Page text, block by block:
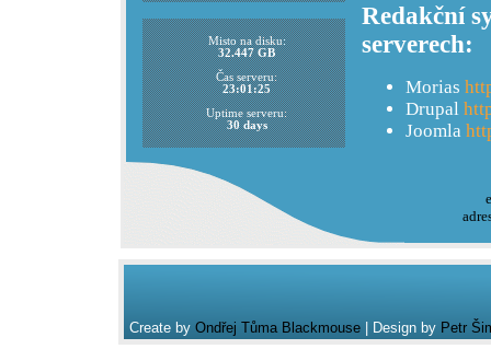
Redakční
serverech:
Morias
Drupal
Joomla
Misto na disku:
32.447 GB
Čas serveru:
23:01:25
Uptime serveru:
30 days
Create by Ondřej Tůma Blackmouse| Design by Petr